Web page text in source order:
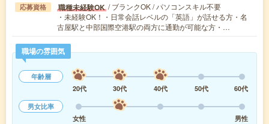
応募資格 職種未経験OK / ブランクOK / パソコンスキル不要
・未経験OK！・日常会話レベルの「英語」が話せる方・名
古屋駅と中部国際空港駅の両方に通勤が可能な方・…
職場の雰囲気
年齢層
20代
30代 40代 50代
60代
男女比率
女性
男性